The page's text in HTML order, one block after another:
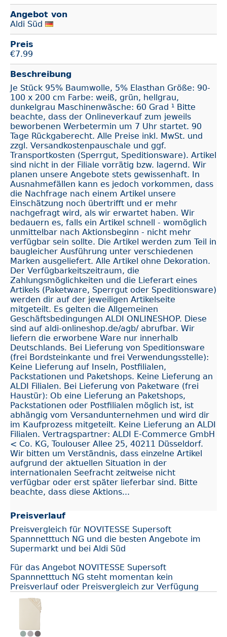
Angebot von
Aldi Süd
Preis
€7.99
Beschreibung
Je Stück 95% Baumwolle, 5% Elasthan Größe: 90-
100 x 200 cm Farbe: weiß, grün, hellgrau,
dunkelgrau Maschinenwäsche: 60 Grad ¹ Bitte
beachte, dass der Onlineverkauf zum jeweils
beworbenen Werbetermin um 7 Uhr startet. 90
Tage Rückgaberecht. Alle Preise inkl. MwSt. und
zzgl. Versandkostenpauschale und ggf.
Transportkosten (Sperrgut, Speditionsware). Artikel
sind nicht in der Filiale vorrätig bzw. lagernd. Wir
planen unsere Angebote stets gewissenhaft. In
Ausnahmefällen kann es jedoch vorkommen, dass
die Nachfrage nach einem Artikel unsere
Einschätzung noch übertrifft und er mehr
nachgefragt wird, als wir erwartet haben. Wir
bedauern es, falls ein Artikel schnell - womöglich
unmittelbar nach Aktionsbeginn - nicht mehr
verfügbar sein sollte. Die Artikel werden zum Teil in
baugleicher Ausführung unter verschiedenen
Marken ausgeliefert. Alle Artikel ohne Dekoration.
Der Verfügbarkeitszeitraum, die
Zahlungsmöglichkeiten und die Lieferart eines
Artikels (Paketware, Sperrgut oder Speditionsware)
werden dir auf der jeweiligen Artikelseite
mitgeteilt. Es gelten die Allgemeinen
Geschäftsbedingungen ALDI ONLINESHOP. Diese
sind auf aldi-onlineshop.de/agb/ abrufbar. Wir
liefern die erworbene Ware nur innerhalb
Deutschlands. Bei Lieferung von Speditionsware
(frei Bordsteinkante und frei Verwendungsstelle):
Keine Lieferung auf Inseln, Postfilialen,
Packstationen und Paketshops. Keine Lieferung an
ALDI Filialen. Bei Lieferung von Paketware (frei
Haustür): Ob eine Lieferung an Paketshops,
Packstationen oder Postfilialen möglich ist, ist
abhängig vom Versandunternehmen und wird dir
im Kaufprozess mitgeteilt. Keine Lieferung an ALDI
Filialen. Vertragspartner: ALDI E-Commerce GmbH
< Co. KG, Toulouser Allee 25, 40211 Düsseldorf.
Wir bitten um Verständnis, dass einzelne Artikel
aufgrund der aktuellen Situation in der
internationalen Seefracht zeitweise nicht
verfügbar oder erst später lieferbar sind. Bitte
beachte, dass diese Aktions...
Preisverlauf
Preisvergleich für NOVITESSE Supersoft
Spannnetttuch NG und die besten Angebote im
Supermarkt und bei Aldi Süd
Für das Angebot NOVITESSE Supersoft
Spannnetttuch NG steht momentan kein
Preisverlauf oder Preisvergleich zur Verfügung